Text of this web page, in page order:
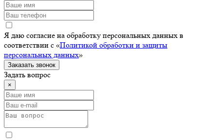
Я даю согласие на обработку персональных данных в
соответствии с «Политикой обработки и защиты
персональных данных»
Заказать звонок
Задать вопрос
×